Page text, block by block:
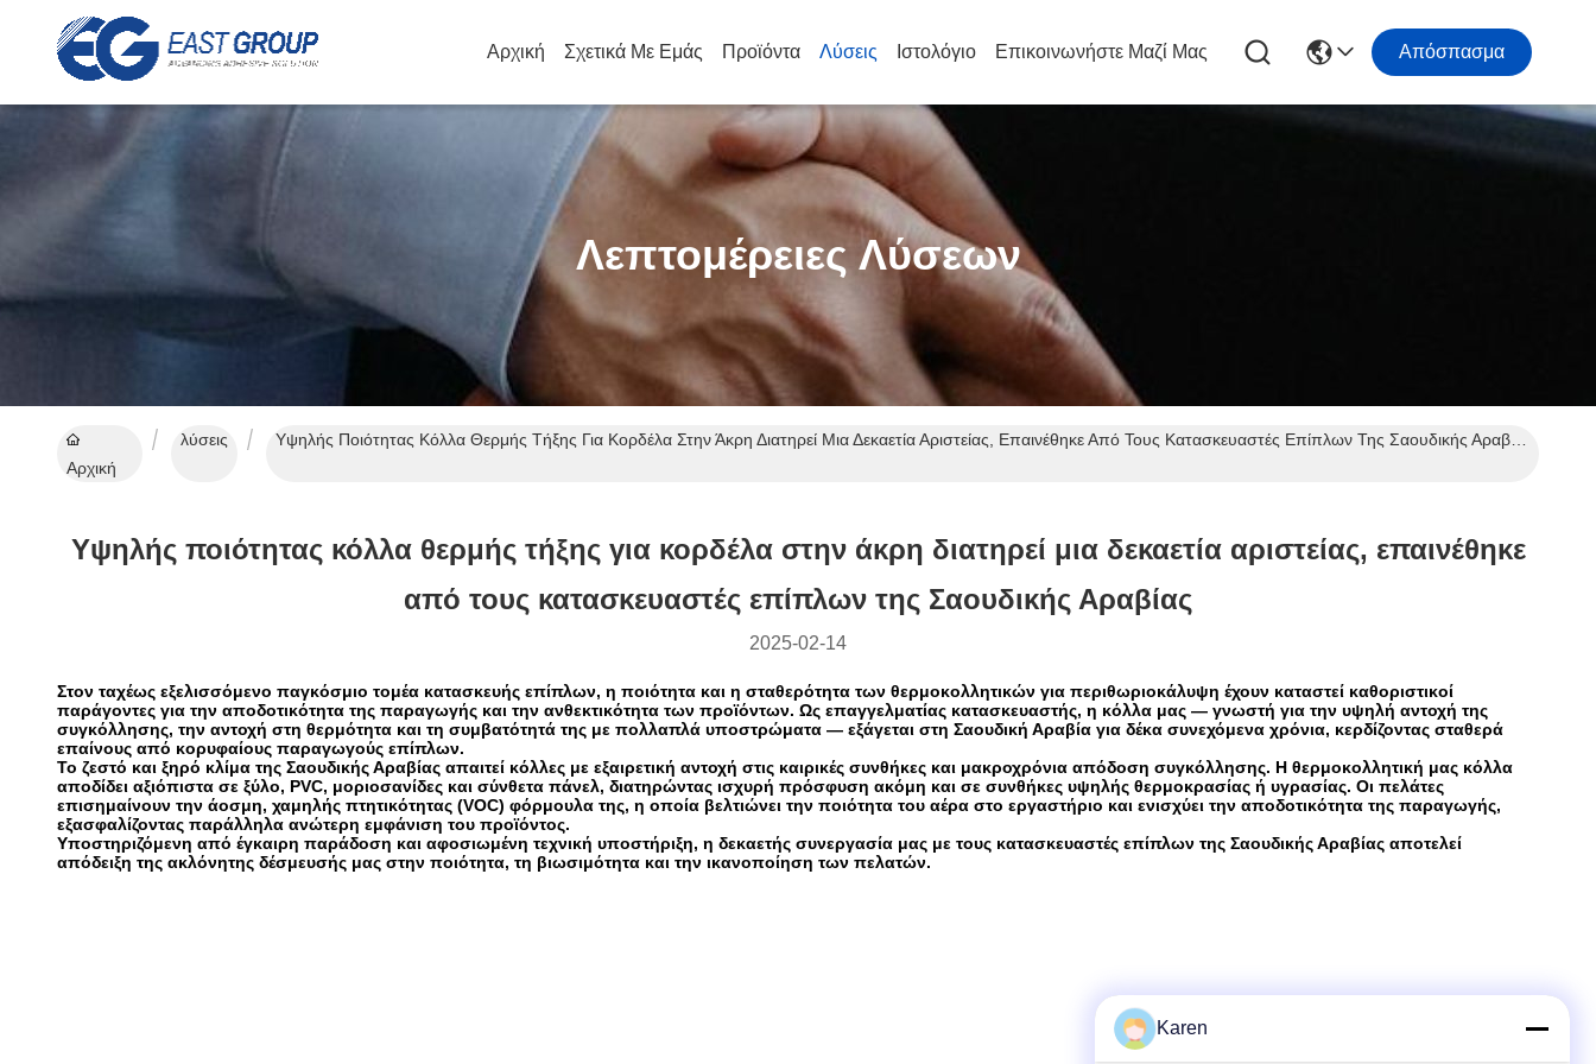
Αρχική Σχετικά Με Εμάς Προϊόντα Λύσεις Ιστολόγιο Επικοινωνήστε Μαζί Μας Απόσπασμα
Λεπτομέρειες Λύσεων
Αρχική
λύσεις Υψηλής Ποιότητας Κόλλα Θερμής Τήξης Για Κορδέλα Στην Άκρη Διατηρεί Μια Δεκαετία Αριστείας, Επαινέθηκε Από Τους Κατασκευαστές Επίπλων Της Σαουδικής Αραβίας
Υψηλής ποιότητας κόλλα θερμής τήξης για κορδέλα στην άκρη διατηρεί μια δεκαετία αριστείας, επαινέθηκε
από τους κατασκευαστές επίπλων της Σαουδικής Αραβίας
2025-02-14
Στον ταχέως εξελισσόμενο παγκόσμιο τομέα κατασκευής επίπλων, η ποιότητα και η σταθερότητα των θερμοκολλητικών για περιθωριοκάλυψη έχουν καταστεί καθοριστικοί
παράγοντες για την αποδοτικότητα της παραγωγής και την ανθεκτικότητα των προϊόντων. Ως επαγγελματίας κατασκευαστής, η κόλλα μας — γνωστή για την υψηλή αντοχή της
συγκόλλησης, την αντοχή στη θερμότητα και τη συμβατότητά της με πολλαπλά υποστρώματα — εξάγεται στη Σαουδική Αραβία για δέκα συνεχόμενα χρόνια, κερδίζοντας σταθερά
επαίνους από κορυφαίους παραγωγούς επίπλων.
Το ζεστό και ξηρό κλίμα της Σαουδικής Αραβίας απαιτεί κόλλες με εξαιρετική αντοχή στις καιρικές συνθήκες και μακροχρόνια απόδοση συγκόλλησης. Η θερμοκολλητική μας κόλλα
αποδίδει αξιόπιστα σε ξύλο, PVC, μοριοσανίδες και σύνθετα πάνελ, διατηρώντας ισχυρή πρόσφυση ακόμη και σε συνθήκες υψηλής θερμοκρασίας ή υγρασίας. Οι πελάτες
επισημαίνουν την άοσμη, χαμηλής πτητικότητας (VOC) φόρμουλα της, η οποία βελτιώνει την ποιότητα του αέρα στο εργαστήριο και ενισχύει την αποδοτικότητα της παραγωγής,
εξασφαλίζοντας παράλληλα ανώτερη εμφάνιση του προϊόντος.
Υποστηριζόμενη από έγκαιρη παράδοση και αφοσιωμένη τεχνική υποστήριξη, η δεκαετής συνεργασία μας με τους κατασκευαστές επίπλων της Σαουδικής Αραβίας αποτελεί
απόδειξη της ακλόνητης δέσμευσής μας στην ποιότητα, τη βιωσιμότητα και την ικανοποίηση των πελατών.
Karen